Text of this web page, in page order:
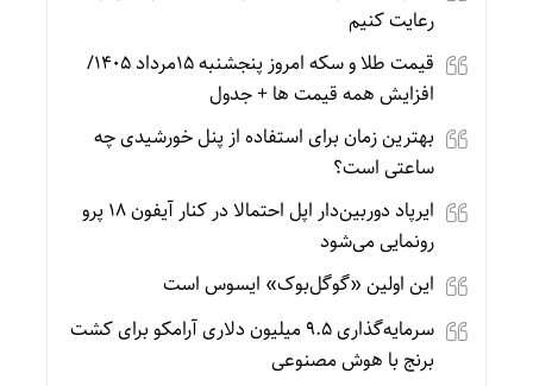
رعایت کنیم
قیمت طلا و سکه امروز پنجشنبه 15مرداد 1405/
افزایش همه قیمت ها + جدول
بهترین زمان برای استفاده از پنل خورشیدی چه
ساعتی است؟
ایرپاد دوربین‌دار اپل احتمالا در کنار آیفون ۱۸ پرو
رونمایی می‌شود
این اولین «گوگل‌بوک» ایسوس است
سرمایه‌گذاری ۹.۵ میلیون دلاری آرامکو برای کشت
برنج با هوش مصنوعی